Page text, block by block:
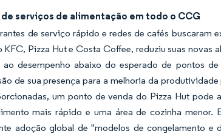
serviços de alimentação em todo o CCG
de serviço rápido e redes de cafés
Pizza Hut e Costa Coffee, reduziu suas novas
desempenho abaixo do esperado de pontos
de sua presença para a melhoria da
um ponto de venda do Pizza Hut pode
mais rápido e uma área de cozinha menor.
adoção global de "modelos de congelamento